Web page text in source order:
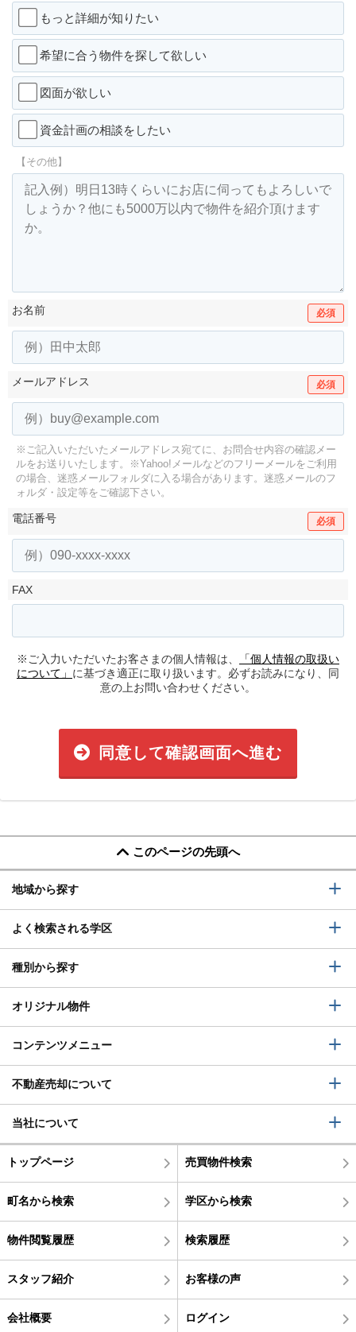
もっと詳細が知りたい
希望に合う物件を探して欲しい
図面が欲しい
資金計画の相談をしたい
【その他】
お名前 必須
メールアドレス 必須
※ご記入いただいたメールアドレス宛てに、お問合せ内容の確認メー
ルをお送りいたします。
※Yahoo!メールなどのフリーメールをご利用
の場合、迷惑メールフォルダに入る場合があります。 迷惑メールのフ
ォルダ・設定等をご確認下さい。
電話番号 必須
FAX
※ご入力いただいたお客さまの個人情報は、
「個人情報の取扱い
について」 に基づき適正に取り扱います。必ずお読みになり、同
意の上お問い合わせください。
同意して確認画面へ進む
このページの先頭へ
地域から探す
よく検索される学区
種別から探す
オリジナル物件
コンテンツメニュー
不動産売却について
当社について
トップページ 売買物件検索
町名から検索 学区から検索
物件閲覧履歴 検索履歴
スタッフ紹介 お客様の声
会社概要 ログイン